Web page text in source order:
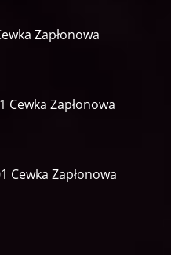
Zapłonowa
Cewka Zapłonowa
Cewka Zapłonowa